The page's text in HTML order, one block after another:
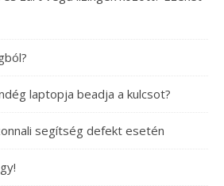
laptopja beadja a kulcsot?
segítség defekt esetén